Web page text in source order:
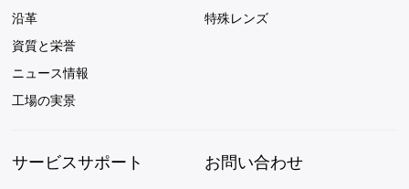
沿革
資質と栄誉
ニュース情報
工場の実景
特殊レンズ
サービスサポート お問い合わせ